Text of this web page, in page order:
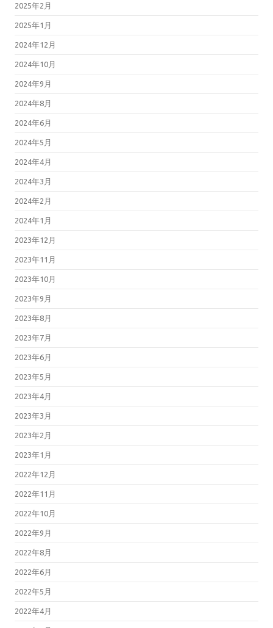
2025年2月
2025年1月
2024年12月
2024年10月
2024年9月
2024年8月
2024年6月
2024年5月
2024年4月
2024年3月
2024年2月
2024年1月
2023年12月
2023年11月
2023年10月
2023年9月
2023年8月
2023年7月
2023年6月
2023年5月
2023年4月
2023年3月
2023年2月
2023年1月
2022年12月
2022年11月
2022年10月
2022年9月
2022年8月
2022年6月
2022年5月
2022年4月